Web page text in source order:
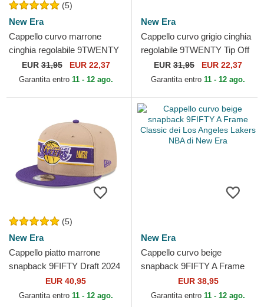
(5)
New Era
Cappello curvo marrone
cinghia regolabile 9TWENTY
Draft 2024 dei Los Angeles
Lakers NBA di New Era
EUR31,95 EUR 22,37
Garantita entro 11 - 12 ago.
New Era
Cappello curvo grigio cinghia
regolabile 9TWENTY Tip Off
2023 dei Los Angeles Lakers
NBA di New Era
EUR 31,95 EUR 22,37
Garantita entro 11 - 12 ago.
(5)
New Era
Cappello piatto marrone
snapback 9FIFTY Draft 2024
dei Los Angeles Lakers NBA
di New Era
EUR 40,95
Garantita entro 11 - 12 ago.
New Era
Cappello curvo beige
snapback 9FIFTY A Frame
Classic dei Los Angeles
Lakers NBA di New Era
EUR 38,95
Garantita entro 11 - 12 ago.